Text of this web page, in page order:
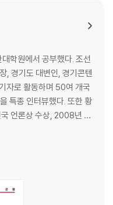
학원에서 공부했다. 조선
, 경기도 대변인, 경기콘텐
자로 활동하며 50여 개국
특종 인터뷰했다. 또한 황
언론상 수상, 2008년 해
수상했다. 2013년 『이승
우수상, 2015년 『대한민
수로 활동